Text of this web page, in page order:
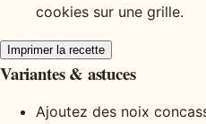
cookies sur une grille.
Imprimer la recette
Variantes & astuces
Ajoutez des noix